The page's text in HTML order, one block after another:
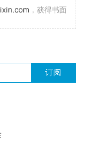
，获得书面
订阅